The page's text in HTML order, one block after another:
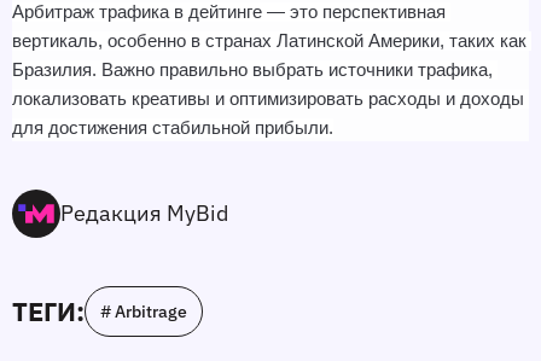
Арбитраж трафика в дейтинге — это перспективная
вертикаль, особенно в странах Латинской Америки, таких как
Бразилия. Важно правильно выбрать источники трафика,
локализовать креативы и оптимизировать расходы и доходы
для достижения стабильной прибыли.
Редакция MyBid
ТЕГИ: # Arbitrage